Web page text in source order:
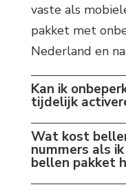
vaste als
pakket met
Nederland en
Kan ik
tijdelijk
Wat kost
nummers als
bellen pakket